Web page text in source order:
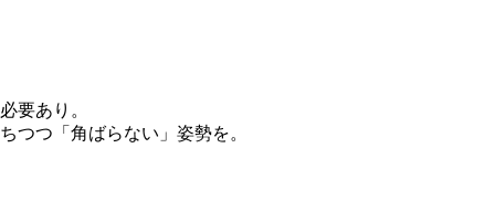
要あり。
つつ「角ばらない」姿勢を。